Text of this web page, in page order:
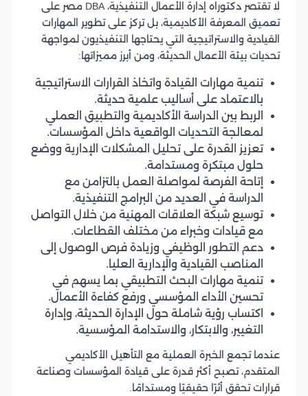
لا تقتصر دكتوراه إدارة الأعمال التنفيذية، DBA مصر على
تعميق المعرفة الأكاديمية، بل تركز على تطوير المهارات
القيادية والاستراتيجية التي يحتاجها التنفيذيون لمواجهة
تحديات بيئة الأعمال الحديثة، ومن أبرز مميزاتها:
تنمية مهارات القيادة واتخاذ القرارات الاستراتيجية
بالاعتماد على أساليب علمية حديثة.
الربط بين الدراسة الأكاديمية والتطبيق العملي
لمعالجة التحديات الواقعية داخل المؤسسات.
تعزيز القدرة على تحليل المشكلات الإدارية ووضع
حلول مبتكرة ومستدامة.
إتاحة الفرصة لمواصلة العمل بالتزامن مع
الدراسة في العديد من البرامج التنفيذية.
توسيع شبكة العلاقات المهنية من خلال التواصل
مع قيادات وخبراء من مختلف القطاعات.
دعم التطور الوظيفي وزيادة فرص الوصول إلى
المناصب القيادية والإدارية العليا.
تنمية مهارات البحث التطبيقي بما يسهم في
تحسين الأداء المؤسسي ورفع كفاءة الأعمال.
اكتساب رؤية شاملة حول الإدارة الحديثة، وإدارة
التغيير، والابتكار، والاستدامة المؤسسية.
عندما تجمع الخبرة العملية مع التأهيل الأكاديمي
المتقدم، تصبح أكثر قدرة على قيادة المؤسسات وصناعة
قرارات تحقق أثرًا حقيقيًا ومستدامًا.